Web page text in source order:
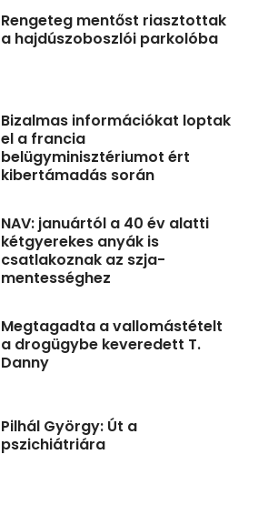
Rengeteg mentőst riasztottak
a hajdúszoboszlói parkolóba
Bizalmas információkat loptak
el a francia
belügyminisztériumot ért
kibertámadás során
NAV: januártól a 40 év alatti
kétgyerekes anyák is
csatlakoznak az szja-
mentességhez
Megtagadta a vallomástételt
a drogügybe keveredett T.
Danny
Pilhál György: Út a
pszichiátriára